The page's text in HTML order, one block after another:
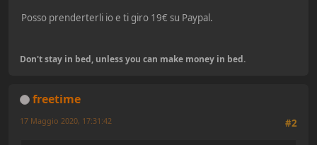
Posso prenderterli io e ti giro 19€ su Paypal.
Don't stay in bed, unless you can make money in bed.
freetime
#2
17 Maggio 2020, 17:31:42